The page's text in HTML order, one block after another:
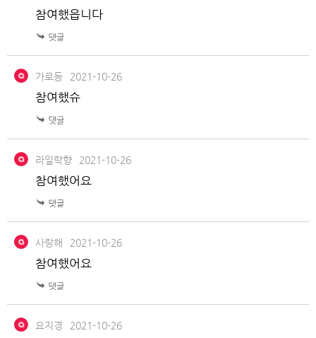
참여했읍니다
가로등 2021-10-26
참여했슈
라일락향 2021-10-26
참여했어요
사랑해 2021-10-26
참여했어요
요지경 2021-10-26